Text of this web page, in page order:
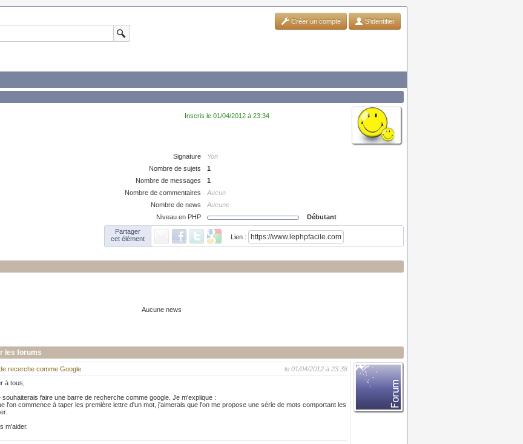
Créer un compte S'identifier
Inscris le 01/04/2012 à 23:34
Signature
Yon
Nombre de sujets
1
Nombre de messages
1
Nombre de commentaires
Aucun
Nombre de news
Aucune
Niveau en PHP
Débutant
Partager
cet élément
Lien :
Aucune news
les forums
le 01/04/2012 à 23:38
recerche comme Google
à tous,
souhaiterais faire une barre de recherche comme google. Je m'explique :
l'on commence à taper les première lettre d'un mot, j'aimerais que l'on me propose une série de mots comportant les
m'aider.